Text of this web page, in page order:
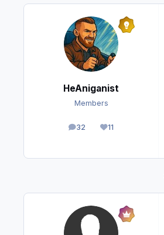
HeAniganist
Members
32
posts 11
Reputation